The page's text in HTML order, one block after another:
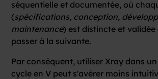
séquentielle et documentée, où
(spécifications, conception,
maintenance) est distincte et
passer à la suivante.
Par conséquent, utiliser Xray dans
cycle en V peut s'avérer moins